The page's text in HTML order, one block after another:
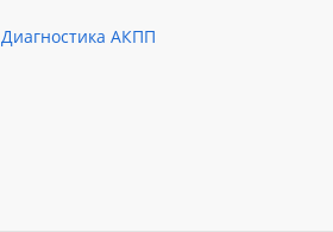
Диагностика АКПП